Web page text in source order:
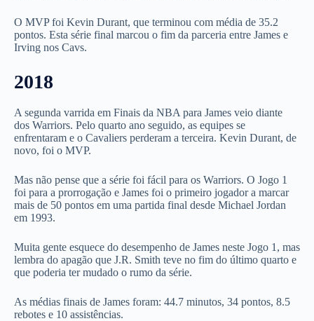
O MVP foi Kevin Durant, que terminou com média de 35.2
pontos. Esta série final marcou o fim da parceria entre James e
Irving nos Cavs.
2018
A segunda varrida em Finais da NBA para James veio diante
dos Warriors. Pelo quarto ano seguido, as equipes se
enfrentaram e o Cavaliers perderam a terceira. Kevin Durant, de
novo, foi o MVP.
Mas não pense que a série foi fácil para os Warriors. O Jogo 1
foi para a prorrogação e James foi o primeiro jogador a marcar
mais de 50 pontos em uma partida final desde Michael Jordan
em 1993.
Muita gente esquece do desempenho de James neste Jogo 1, mas
lembra do apagão que J.R. Smith teve no fim do último quarto e
que poderia ter mudado o rumo da série.
As médias finais de James foram: 44.7 minutos, 34 pontos, 8.5
rebotes e 10 assistências.